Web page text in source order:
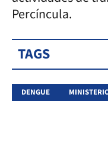
Percíncula.
TAGS
DENGUE